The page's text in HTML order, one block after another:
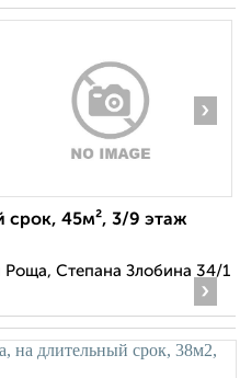
›
срок, 45м², 3/9 этаж
Роща, Степана Злобина 34/1
›